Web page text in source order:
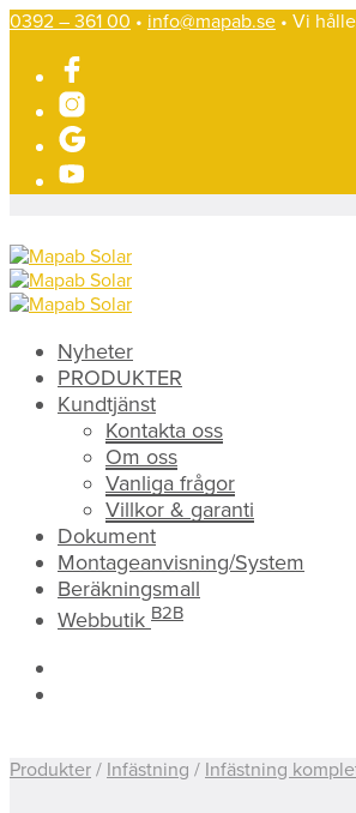
0392 – 361 00 • info@mapab.se • Vi
Nyheter
PRODUKTER
Kundtjänst
Kontakta oss
Om oss
Vanliga frågor
Villkor & garanti
Dokument
Montageanvisning/System
Beräkningsmall
Webbutik B2B
Produkter / Infästning / Infästning